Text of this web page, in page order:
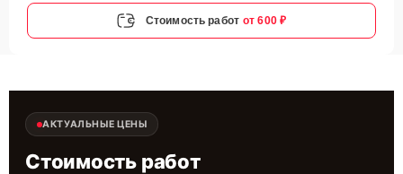
Стоимость работ от 600 ₽
АКТУАЛЬНЫЕ ЦЕНЫ
Стоимость работ